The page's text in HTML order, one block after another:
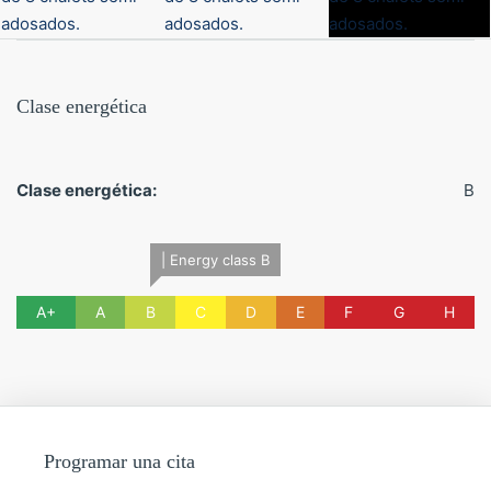
Clase energética
Clase energética: B
A+ A
| Energy class B
B C D E F G H
Programar una cita